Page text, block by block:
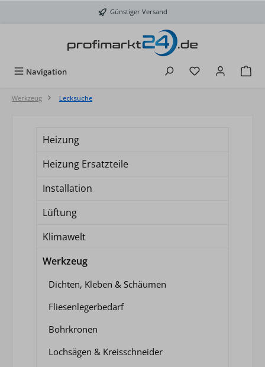
Günstiger Versand
Navigation Du hast 0
Werkzeug Lecksuche
Heizung
Heizung Ersatzteile
Installation
Lüftung
Klimawelt
Werkzeug
Dichten, Kleben & Schäumen
Fliesenlegerbedarf
Bohrkronen
Lochsägen & Kreisschneider